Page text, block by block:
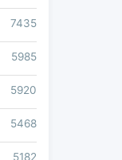
7435
5985
5920
5468
5182